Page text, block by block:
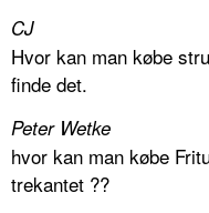
CJ
Hvor kan man købe
finde det.
Peter Wetke
hvor kan man købe
trekantet ??